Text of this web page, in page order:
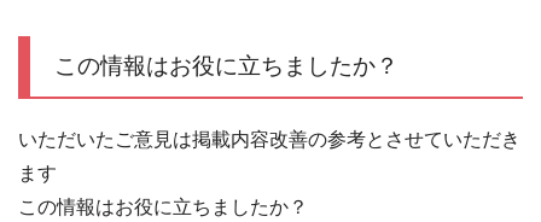
この情報はお役に立ちましたか？
いただいたご意見は掲載内容改善の参考とさせていただき
ます
この情報はお役に立ちましたか？